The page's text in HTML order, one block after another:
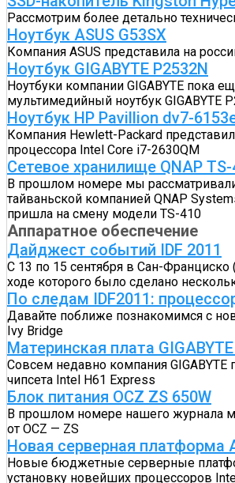
Рассмотрим более детально
Ноутбук ASUS G53SX
Компания ASUS представила на
Ноутбук GIGABYTE P2532N
Ноутбуки компании GIGABYTE пока
мультимедийный ноутбук GIGABYTE
Ноутбук HP Pavillion dv7-
Компания Hewlett-Packard
процессора Intel Core i7-2630QM
Сетевое хранилище QNAP
В прошлом номере мы
тайваньской компанией QNAP
пришла на смену модели TS-410
Аппаратное обеспечение
Дайджест событий IDF 2011
С 13 по 15 сентября в Сан-
ходе которого было сделано
По следам IDF2011:
Давайте поближе познакомимся с
Ivy Bridge
Материнская плата
Совсем недавно компания
чипсета Intel H61 Express
Блок питания OCZ ZS 650W
В прошлом номере нашего журнала
от OCZ — ZS
Новая серверная платформа
Новые бюджетные серверные
установку новейших процессоров